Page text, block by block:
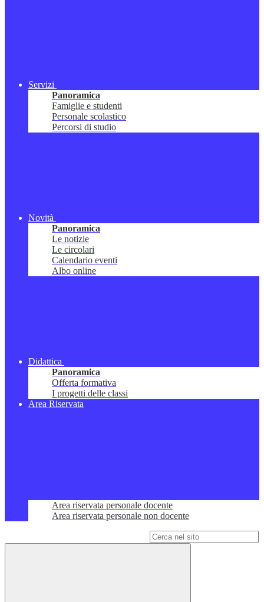
Servizi
Panoramica
Famiglie e studenti
Personale scolastico
Percorsi di studio
Novità
Panoramica
Le notizie
Le circolari
Calendario eventi
Albo online
Didattica
Panoramica
Offerta formativa
I progetti delle classi
Area Riservata
Area riservata personale docente
Area riservata personale non docente